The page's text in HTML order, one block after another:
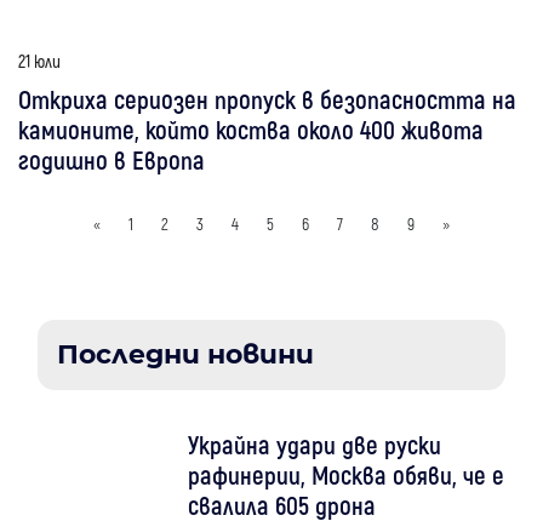
21 юли
Откриха сериозен пропуск в безопасността на
камионите, който коства около 400 живота
годишно в Европа
« 1 2 3 4 5 6 7 8 9 »
Последни новини
Украйна удари две руски
рафинерии, Москва обяви, че е
свалила 605 дрона